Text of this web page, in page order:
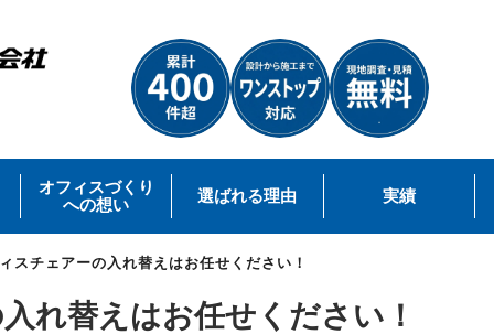
オフィスづくり
への想い
選ばれる理由 実績
スチェアーの入れ替えはお任せください！
れ替えはお任せください！